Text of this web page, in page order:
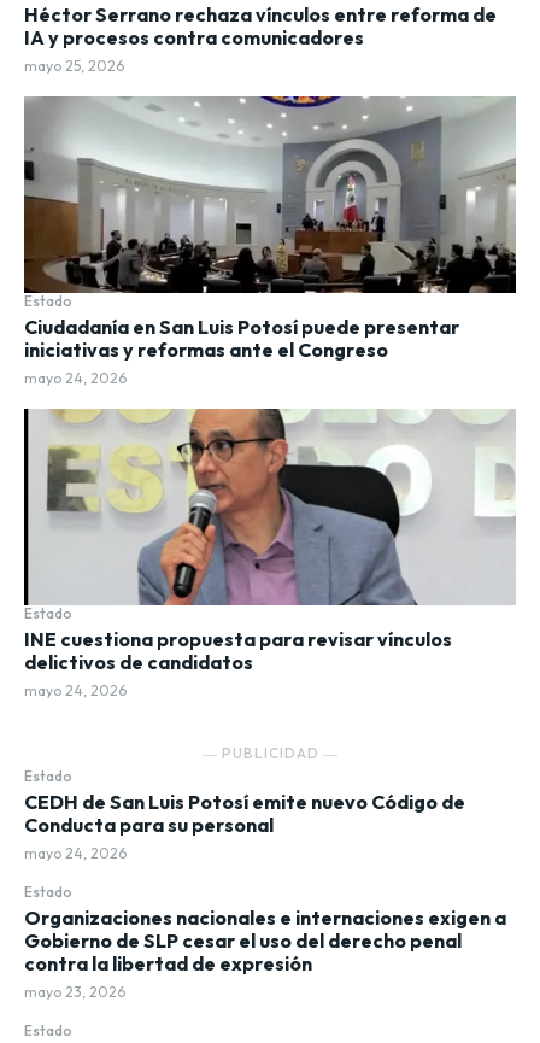
Héctor Serrano rechaza vínculos entre reforma de
IA y procesos contra comunicadores
mayo 25, 2026
Estado
Ciudadanía en San Luis Potosí puede presentar
iniciativas y reformas ante el Congreso
mayo 24, 2026
Estado
INE cuestiona propuesta para revisar vínculos
delictivos de candidatos
mayo 24, 2026
― PUBLICIDAD ―
Estado
CEDH de San Luis Potosí emite nuevo Código de
Conducta para su personal
mayo 24, 2026
Estado
Organizaciones nacionales e internaciones exigen a
Gobierno de SLP cesar el uso del derecho penal
contra la libertad de expresión
mayo 23, 2026
Estado